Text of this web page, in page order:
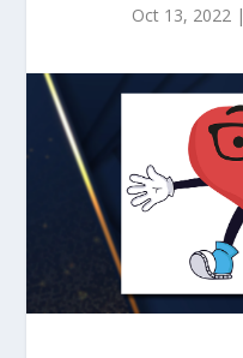
Oct 13, 2022|